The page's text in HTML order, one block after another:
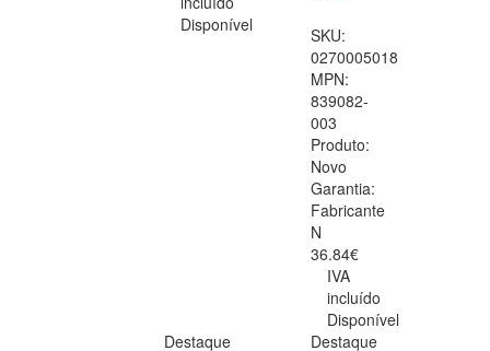
Disponível
SKU:
0270005018
MPN:
839082-
003
Produto:
Novo
Garantia:
Fabricante
N
36.84€
IVA
incluído
Disponível
Destaque
Destaque